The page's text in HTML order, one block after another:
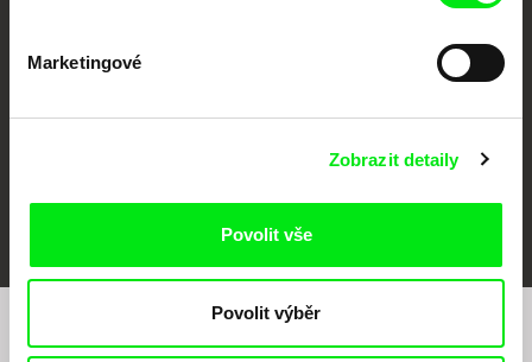
Marketingové
Zobrazit detaily
Povolit vše
Povolit výběr
Chcete být pravidelně informováni o našem